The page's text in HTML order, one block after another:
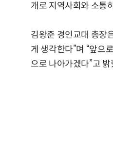
개로 지역사회와 소통
김왕준 경인교대 총장
게 생각한다”며 “앞으
으로 나아가겠다”고 밝